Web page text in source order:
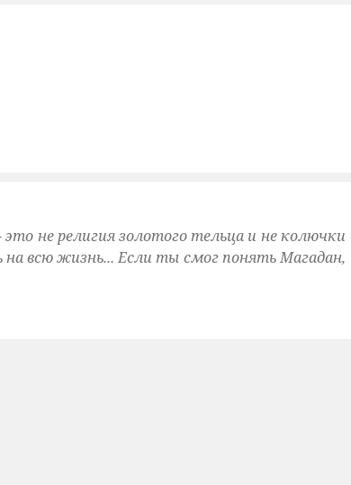
не религия золотого тельца и не колючки
на всю жизнь... Если ты смог понять Магадан,